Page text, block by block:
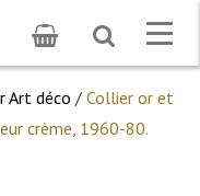
Toggle
search
Art déco / Collier or et
crème, 1960-80.